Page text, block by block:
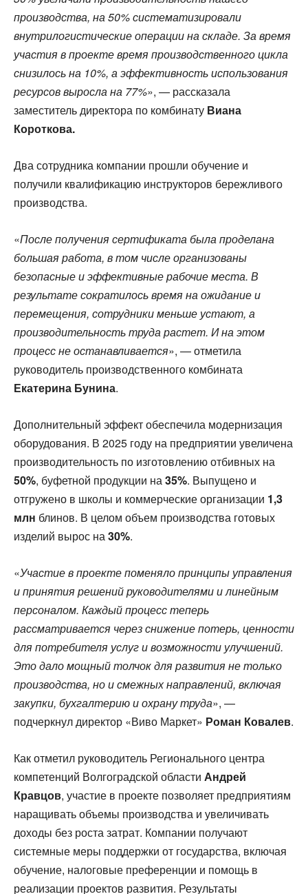
производства, на 50% систематизировали
внутрилогистические операции на складе. За время
участия в проекте время производственного цикла
снизилось на 10%, а эффективность использования
ресурсов выросла на 77%», — рассказала
заместитель директора по комбинату Виана
Короткова.
Два сотрудника компании прошли обучение и
получили квалификацию инструкторов бережливого
производства.
«После получения сертификата была проделана
большая работа, в том числе организованы
безопасные и эффективные рабочие места. В
результате сократилось время на ожидание и
перемещения, сотрудники меньше устают, а
производительность труда растет. И на этом
процесс не останавливается», — отметила
руководитель производственного комбината
Екатерина Бунина.
Дополнительный эффект обеспечила модернизация
оборудования. В 2025 году на предприятии увеличена
производительность по изготовлению отбивных на
50%, буфетной продукции на35%. Выпущено и
отгружено в школы и коммерческие организации 1,3
млн блинов. В целом объем производства готовых
изделий вырос на30%.
«Участие в проекте поменяло принципы управления
и принятия решений руководителями и линейным
персоналом. Каждый процесс теперь
рассматривается через снижение потерь, ценности
для потребителя услуг и возможности улучшений.
Это дало мощный толчок для развития не только
производства, но и смежных направлений, включая
закупки, бухгалтерию и охрану труда», —
подчеркнул директор «Виво Маркет» Роман Ковалев.
Как отметил руководитель Регионального центра
компетенций Волгоградской области Андрей
Кравцов, участие в проекте позволяет предприятиям
наращивать объемы производства и увеличивать
доходы без роста затрат. Компании получают
системные меры поддержки от государства, включая
обучение, налоговые преференции и помощь в
реализации проектов развития. Результаты